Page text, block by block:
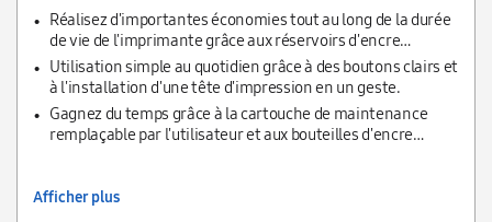
Réalisez d'importantes économies tout au long de la durée
de vie de l'imprimante grâce aux réservoirs d'encre
rechargeables à haut rendement.
Utilisation simple au quotidien grâce à des boutons clairs et
à l'installation d'une tête d'impression en un geste.
Gagnez du temps grâce à la cartouche de maintenance
remplaçable par l'utilisateur et aux bouteilles d'encre
Afficher plus